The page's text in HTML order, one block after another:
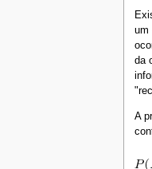
um
da
A